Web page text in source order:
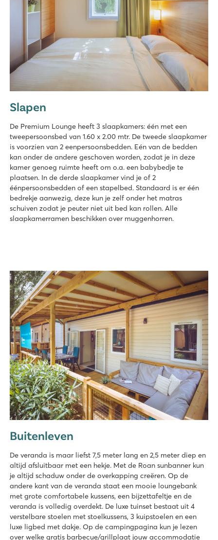
Slapen
De Premium Lounge heeft 3 slaapkamers: één met een
tweepersoonsbed van 1.60 x 2.00 mtr. De tweede slaapkamer
is voorzien van 2 eenpersoonsbedden. Eén van de bedden
kan onder de andere geschoven worden, zodat je in deze
kamer genoeg ruimte heeft om o.a. een babybedje te
plaatsen. In de derde slaapkamer vind je of 2
éénpersoonsbedden of een stapelbed. Standaard is er één
bedrekje aanwezig, deze kun je zelf onder het matras
schuiven zodat je peuter niet uit bed kan rollen. Alle
slaapkamerramen beschikken over muggenhorren.
Buitenleven
De veranda is maar liefst 7,5 meter lang en 2,5 meter diep en
altijd afsluitbaar met een hekje. Met de Roan sunbanner kun
je altijd schaduw onder de overkapping creëren. Op de
andere kant van de veranda staat een mooie loungebank
met grote comfortabele kussens, een bijzettafeltje en de
veranda is volledig overdekt. De luxe tuinset bestaat uit 4
verstelbare stoelen met stoelkussens, 3 kuipstoelen en een
luxe ligbed met dakje. Op de campingpagina kun je lezen
over welke gratis barbecue/grillplaat jouw accommodatie